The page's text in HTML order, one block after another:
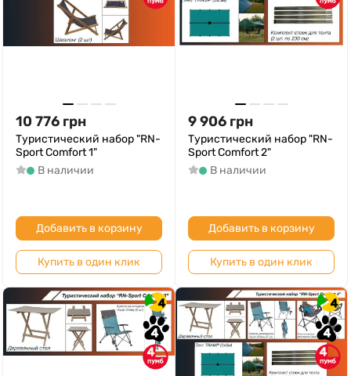
10 776 грн
Туристический набор "RN-
Sport Comfort 1"
В наличии
Добавить в корзину
Купить в один клик
9 906 грн
Туристический набор "RN-
Sport Comfort 2"
В наличии
Добавить в корзину
Купить в один клик
4
4
4
4
4
4